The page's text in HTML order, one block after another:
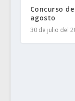
Concurso
agosto
30 de julio del